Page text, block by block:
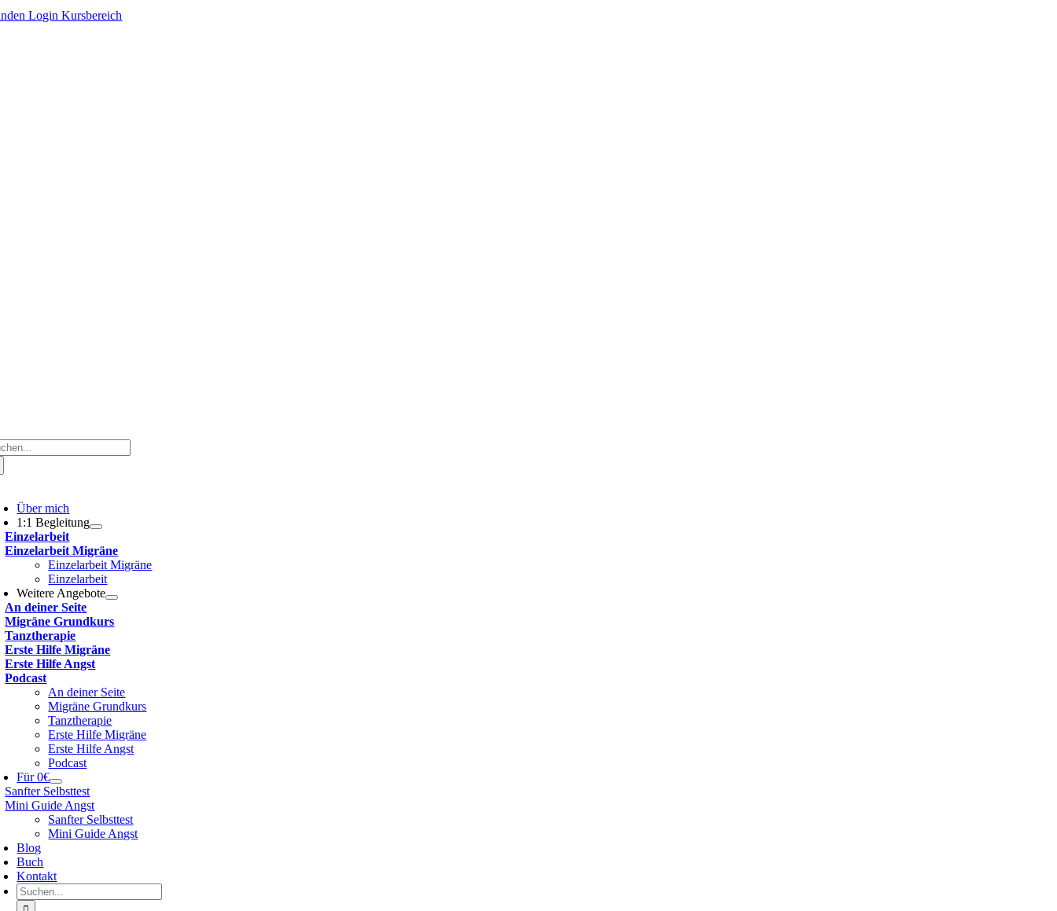
ZumLogin Kursbereich
Über mich
1:1 Begleitung
Einzelarbeit
Einzelarbeit Migräne
Einzelarbeit Migräne
Einzelarbeit
Weitere Angebote
An deiner Seite
Migräne Grundkurs
Tanztherapie
Erste Hilfe Migräne
Erste Hilfe Angst
Podcast
An deiner Seite
Migräne Grundkurs
Tanztherapie
Erste Hilfe Migräne
Erste Hilfe Angst
Podcast
Für 0€
Sanfter Selbsttest
Mini Guide Angst
Sanfter Selbsttest
Mini Guide Angst
Blog
Buch
Kontakt
Suche
nach: